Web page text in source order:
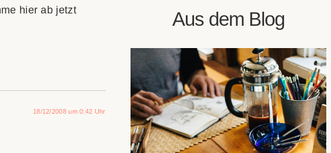
hier ab jetzt
18/12/2008 um 0:42 Uhr
Aus dem Blog